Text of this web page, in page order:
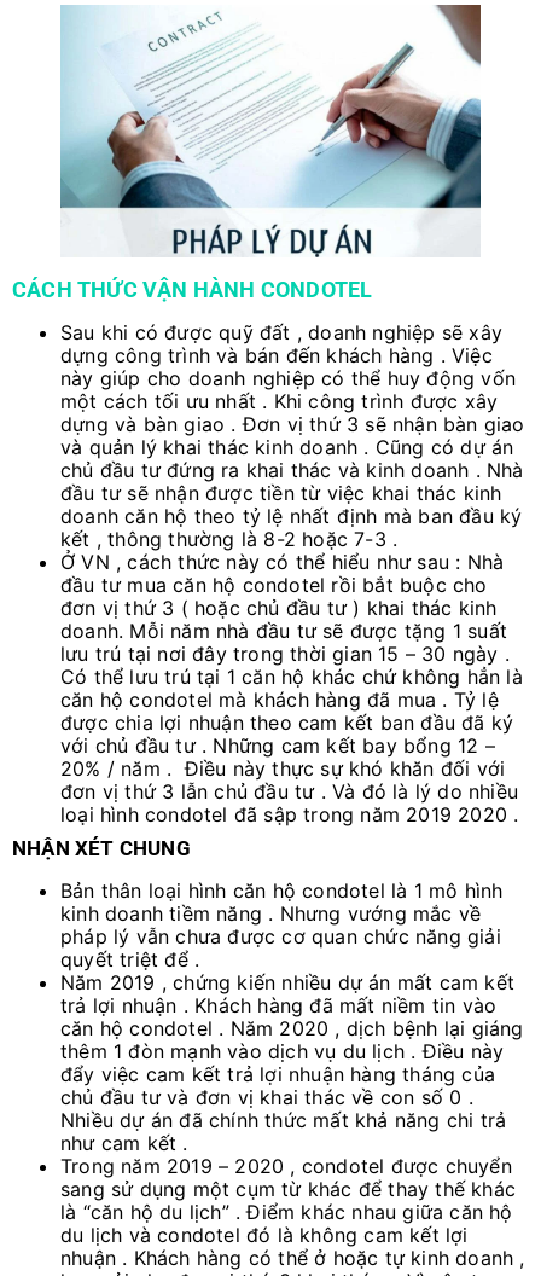
CÁCH THỨC VẬN HÀNH CONDOTEL
Sau khi có được quỹ đất , doanh nghiệp sẽ xây
dựng công trình và bán đến khách hàng . Việc
này giúp cho doanh nghiệp có thể huy động vốn
một cách tối ưu nhất . Khi công trình được xây
dựng và bàn giao . Đơn vị thứ 3 sẽ nhận bàn giao
và quản lý khai thác kinh doanh . Cũng có dự án
chủ đầu tư đứng ra khai thác và kinh doanh . Nhà
đầu tư sẽ nhận được tiền từ việc khai thác kinh
doanh căn hộ theo tỷ lệ nhất định mà ban đầu ký
kết , thông thường là 8-2 hoặc 7-3 .
Ở VN , cách thức này có thể hiểu như sau : Nhà
đầu tư mua căn hộ condotel rồi bắt buộc cho
đơn vị thứ 3 ( hoặc chủ đầu tư ) khai thác kinh
doanh. Mỗi năm nhà đầu tư sẽ được tặng 1 suất
lưu trú tại nơi đây trong thời gian 15 – 30 ngày .
Có thể lưu trú tại 1 căn hộ khác chứ không hẳn là
căn hộ condotel mà khách hàng đã mua . Tỷ lệ
được chia lợi nhuận theo cam kết ban đầu đã ký
với chủ đầu tư . Những cam kết bay bổng 12 –
20% / năm . Điều này thực sự khó khăn đối với
đơn vị thứ 3 lẫn chủ đầu tư . Và đó là lý do nhiều
loại hình condotel đã sập trong năm 2019 2020 .
NHẬN XÉT CHUNG
Bản thân loại hình căn hộ condotel là 1 mô hình
kinh doanh tiềm năng . Nhưng vướng mắc về
pháp lý vẫn chưa được cơ quan chức năng giải
quyết triệt để .
Năm 2019 , chứng kiến nhiều dự án mất cam kết
trả lợi nhuận . Khách hàng đã mất niềm tin vào
căn hộ condotel . Năm 2020 , dịch bệnh lại giáng
thêm 1 đòn mạnh vào dịch vụ du lịch . Điều này
đẩy việc cam kết trả lợi nhuận hàng tháng của
chủ đầu tư và đơn vị khai thác về con số 0 .
Nhiều dự án đã chính thức mất khả năng chi trả
như cam kết .
Trong năm 2019 – 2020 , condotel được chuyển
sang sử dụng một cụm từ khác để thay thế khác
là “căn hộ du lịch” . Điểm khác nhau giữa căn hộ
du lịch và condotel đó là không cam kết lợi
nhuận . Khách hàng có thể ở hoặc tự kinh doanh ,